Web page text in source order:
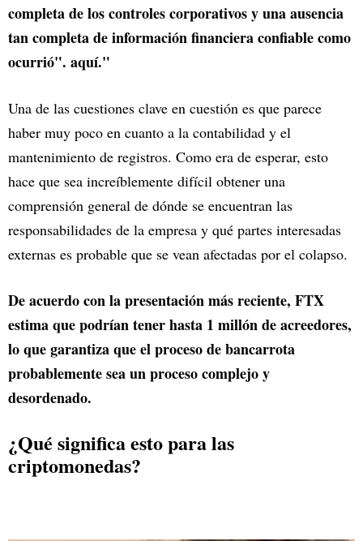
completa de los controles corporativos y una ausencia
tan completa de información financiera confiable como
ocurrió". aquí."
Una de las cuestiones clave en cuestión es que parece
haber muy poco en cuanto a la contabilidad y el
mantenimiento de registros. Como era de esperar, esto
hace que sea increíblemente difícil obtener una
comprensión general de dónde se encuentran las
responsabilidades de la empresa y qué partes interesadas
externas es probable que se vean afectadas por el colapso.
De acuerdo con la presentación más reciente, FTX
estima que podrían tener hasta 1 millón de acreedores,
lo que garantiza que el proceso de bancarrota
probablemente sea un proceso complejo y
desordenado.
¿Qué significa esto para las
criptomonedas?